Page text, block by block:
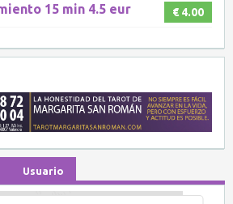
€ 4.00
15 min 4.5 eur
Usuario